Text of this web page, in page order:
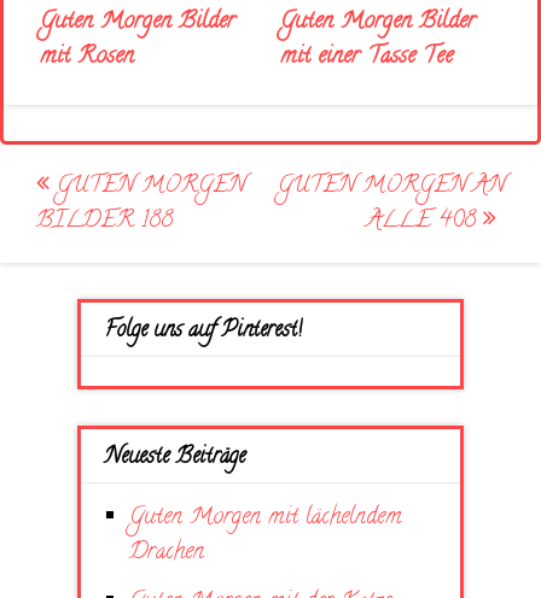
Guten Morgen Bilder
mit Rosen
Guten Morgen Bilder
mit einer Tasse Tee
Post
navigation
GUTEN MORGEN
BILDER 188
GUTEN MORGEN AN
ALLE 408
Folge uns auf Pinterest!
Neueste Beiträge
Guten Morgen mit lächelndem
Drachen